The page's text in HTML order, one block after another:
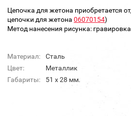
Цепочка для жетона приобретается
цепочки для жетона 06070154)
Метод нанесения рисунка:
Материал:
Сталь
Цвет:
Металлик
Габариты:
51 х 28 мм.